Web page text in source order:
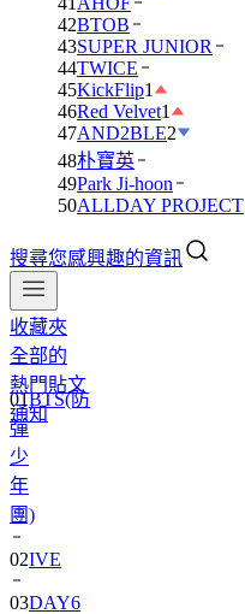
42BTOB
43SUPER JUNIOR
44TWICE
45KickFlip1
46Red Velvet1
47AND2BLE2
48朴寶英
49Park Ji-hoon
50ALLDAY PROJECT
搜尋您感興趣的資訊
收藏夾
全部的
熱門貼文
通知
01BTS(防
彈
少
年
團)
02IVE
03DAY6
04RIIZE